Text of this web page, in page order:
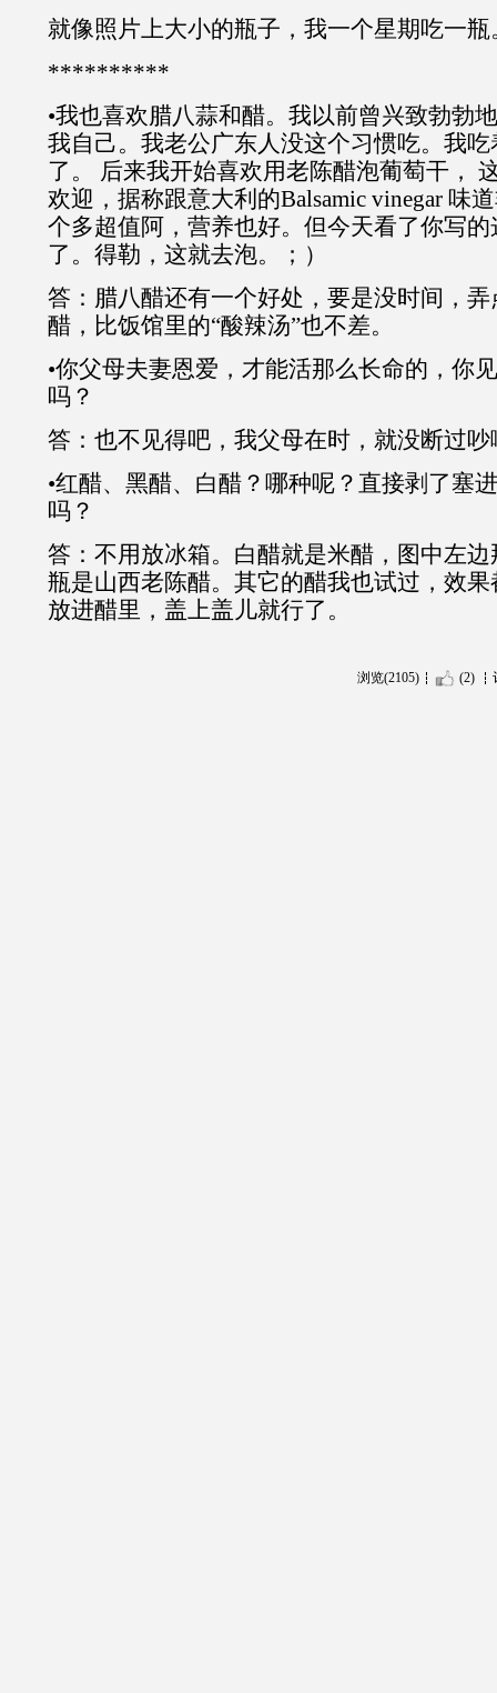
就像照片上大小的瓶子，我一个星期吃一
**********
•我也喜欢腊八蒜和醋。我以前曾兴致勃勃
我自己。我老公广东人没这个习惯吃。我
了。 后来我开始喜欢用老陈醋泡葡萄干，
欢迎，据称跟意大利的Balsamic vinegar 味
个多超值阿，营养也好。但今天看了你写
了。得勒，这就去泡。；）
答：腊八醋还有一个好处，要是没时间，
醋，比饭馆里的“酸辣汤”也不差。
•你父母夫妻恩爱，才能活那么长命的，你
吗？
答：也不见得吧，我父母在时，就没断过
•红醋、黑醋、白醋？哪种呢？直接剥了塞
吗？
答：不用放冰箱。白醋就是米醋，图中左
瓶是山西老陈醋。其它的醋我也试过，效
放进醋里，盖上盖儿就行了。
浏览(2105) (2)